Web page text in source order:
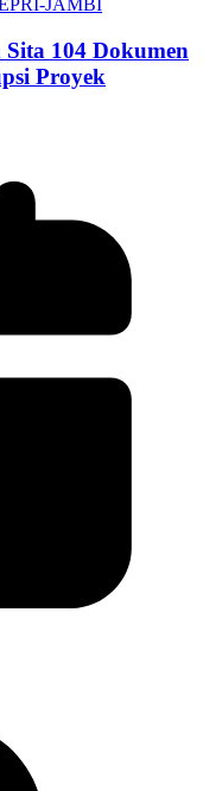
JAMBI
104 Dokumen
Proyek